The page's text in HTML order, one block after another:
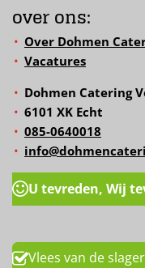
over ons:
Over Dohmen
Vacatures
Dohmen Catering
6101 XK Echt
085-0640018
U tevreden, Wij
Vlees van de